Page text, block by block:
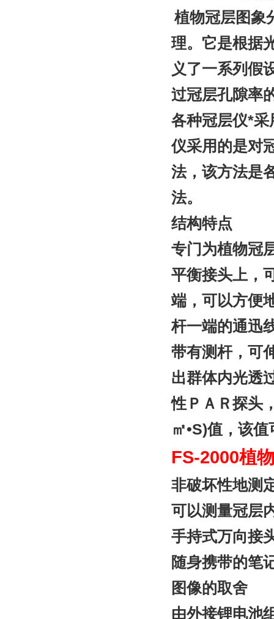
植物冠层图象
理。它是根据
义了一系列假
过冠层孔隙率
各种冠层仪*
仪采用的是对
法，该方法是
法。
结构特点
专门为植物冠
平衡接头上，
端，可以方便
杆一端的通迅
带有测杆，可
出群体内光透
性ＰＡＲ探头
㎡•S)值，该值
FS-2000植
非破坏性地测
可以测量冠层
手持式万向接
随身携带的笔
图像的取舍
由外接锂电池